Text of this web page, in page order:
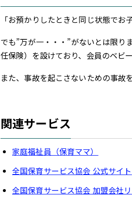
「お預かりしたときと同じ状態でお
でも”万が一・・・”がないとは限り
任保険）を設けており、会員のベビ
また、事故を起こさないための事故
関連サービス
家庭福祉員（保育ママ）
全国保育サービス協会 公式サイト
全国保育サービス協会 加盟会社